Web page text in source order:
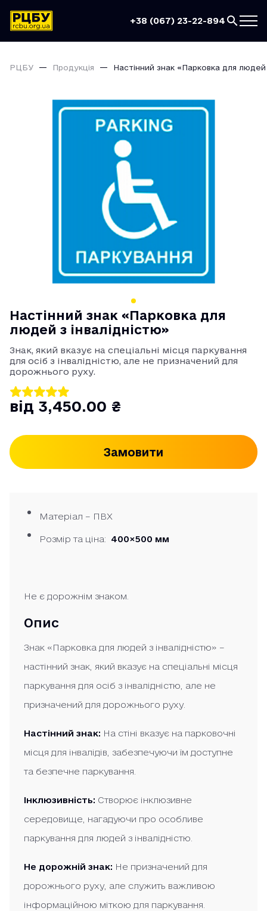
+38 (067) 23-22-894
РЦБУ Продукція Настінний знак «Парковка для людей
Настінний знак «Парковка для
людей з інвалідністю»
Знак, який вказує на спеціальні місця паркування
для осіб з інвалідністю, але не призначений для
дорожнього руху.
від 3,450.00 ₴
Замовити
Матеріал – ПВХ
Розмір та ціна: 400×500 мм
Не є дорожнім знаком.
Опис
Знак «Парковка для людей з інвалідністю» –
настінний знак, який вказує на спеціальні місця
паркування для осіб з інвалідністю, але не
призначений для дорожнього руху.
Настінний знак: На стіні вказує на парковочні
місця для інвалідів, забезпечуючи їм доступне
та безпечне паркування.
Інклюзивність: Створює інклюзивне
середовище, нагадуючи про особливе
паркування для людей з інвалідністю.
Не дорожній знак: Не призначений для
дорожнього руху, але служить важливою
інформаційною міткою для паркування.